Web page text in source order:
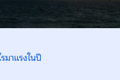
มาแรงในปี